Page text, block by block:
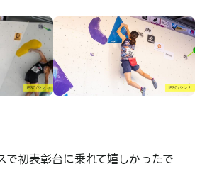
で初表彰台に乗れて嬉しかったで